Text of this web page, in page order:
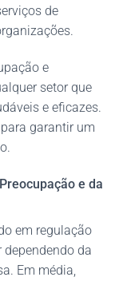
de
e
setor que
e eficazes.
garantir um
e da
em regulação
da
Em média,